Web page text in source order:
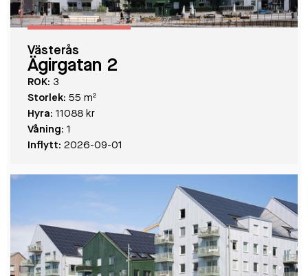
Västerås
Ägirgatan 2
ROK: 3
Storlek: 55 m²
Hyra: 11088 kr
Våning: 1
Inflytt: 2026-09-01